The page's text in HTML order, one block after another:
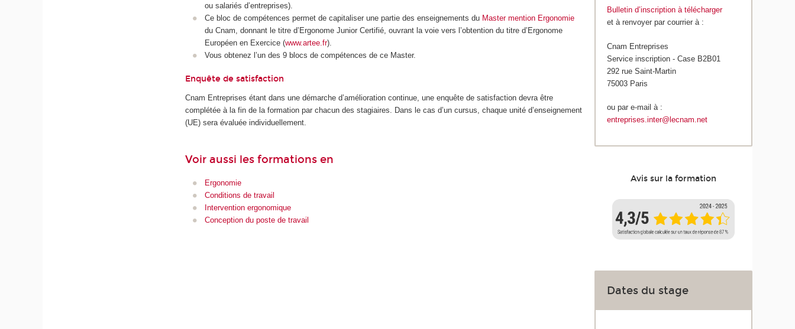
ou salariés d’entreprises).
Ce bloc de compétences permet de capitaliser une partie des enseignements du Master mention Ergonomie
du Cnam, donnant le titre d’Ergonome Junior Certifié, ouvrant la voie vers l’obtention du titre d’Ergonome
Européen en Exercice (www.artee.fr).
Vous obtenez l’un des 9 blocs de compétences de ce Master.
Enquête de satisfaction
Cnam Entreprises étant dans une démarche d’amélioration continue, une enquête de satisfaction devra être
complétée à la fin de la formation par chacun des stagiaires. Dans le cas d’un cursus, chaque unité d’enseignement
(UE) sera évaluée individuellement.
Voir aussi les formations en
Ergonomie
Conditions de travail
Intervention ergonomique
Conception du poste de travail
Bulletin d’inscription à télécharger
et à renvoyer par courrier à :
Cnam Entreprises
Service inscription - Case B2B01
292 rue Saint-Martin
75003 Paris
ou par e-mail à :
entreprises.inter@lecnam.net
Avis sur la formation
Dates du stage